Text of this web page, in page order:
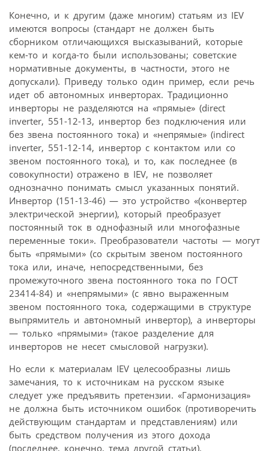
Конечно, и к другим (даже многим) статьям из IEV
имеются вопросы (стандарт не должен быть
сборником отличающихся высказываний, которые
кем-то и когда-то были использованы; советские
нормативные документы, в частности, этого не
допускали). Приведу только один пример, если речь
идет об автономных инверторах. Традиционно
инверторы не разделяются на «прямые» (direct
inverter, 551-12-13, инвертор без подключения или
без звена постоянного тока) и «непрямые» (indirect
inverter, 551-12-14, инвертор с контактом или со
звеном постоянного тока), и то, как последнее (в
совокупности) отражено в IEV, не позволяет
однозначно понимать смысл указанных понятий.
Инвертор (151-13-46) — это устройство «(конвертер
электрической энергии), который преобразует
постоянный ток в однофазный или многофазные
переменные токи». Преобразователи частоты — могут
быть «прямыми» (со скрытым звеном постоянного
тока или, иначе, непосредственными, без
промежуточного звена постоянного тока по ГОСТ
23414-84) и «непрямыми» (с явно выраженным
звеном постоянного тока, содержащими в структуре
выпрямитель и автономный инвертор), а инверторы
— только «прямыми» (такое разделение для
инверторов не несет смысловой нагрузки).
Но если к материалам IEV целесообразны лишь
замечания, то к источникам на русском языке
следует уже предъявить претензии. «Гармонизация»
не должна быть источником ошибок (противоречить
действующим стандартам и представлениям) или
быть средством получения из этого дохода
(последнее, конечно, тема другой статьи).